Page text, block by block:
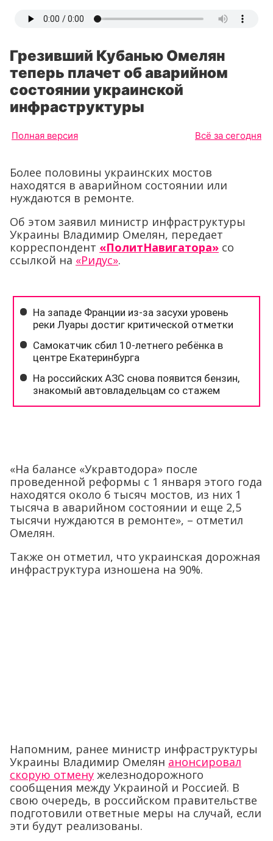
Грезивший Кубанью Омелян
теперь плачет об аварийном
состоянии украинской
инфраструктуры
Полная версия Всё за сегодня
Более половины украинских мостов
находятся в аварийном состоянии или
нуждаются в ремонте.
Об этом заявил министр инфраструктуры
Украины Владимир Омелян, передает
корреспондент «ПолитНавигатора» со
ссылкой на «Ридус».
«На балансе «Укравтодора» после
проведенной реформы с 1 января этого года
находятся около 6 тысяч мостов, из них 1
тысяча в аварийном состоянии и еще 2,5
тысячи нуждаются в ремонте», – отметил
Омелян.
Также он отметил, что украинская дорожная
инфраструктура изношена на 90%.
Напомним, ранее министр инфраструктуры
Украины Владимир Омелян анонсировал
скорую отмену железнодорожного
сообщения между Украиной и Россией. В
свою очередь, в российском правительстве
подготовили ответные меры на случай, если
эти будут реализованы.